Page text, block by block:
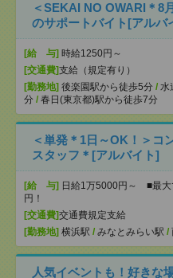
＜SEKAI NO OWARI＊8
のサポートバイト[アルバ
[給 与] 時給1250円～
[交通費]支給（規定有り）
[勤務地] 後楽園駅から徒歩5分 / 水
分 / 春日(東京都)駅から徒歩7分
＜単発＊1日～OK！＞コ
スタッフ＊[アルバイト]
[給 与] 日給1万5000円～ ■最大
円！
[交通費]交通費規定支給
[勤務地] 横浜駅 / みなとみらい駅 /
人気イベントも！好きな